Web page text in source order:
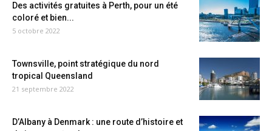
Des activités gratuites à Perth, pour un été
coloré et bien...
5 octobre 2022
Townsville, point stratégique du nord
tropical Queensland
21 septembre 2022
D’Albany à Denmark : une route d’histoire et